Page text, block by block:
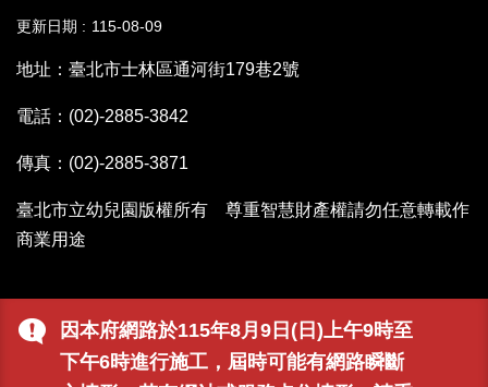
因本府網路於115年8月9日(日)上午9時至
下午6時進行施工，屆時可能有網路瞬斷
更新日期 115-08-09
地址：臺北市士林區通河街179巷2號
電話：(02)-2885-3842
傳真：(02)-2885-3871
臺北市立幼兒園版權所有 尊重智慧財產權請勿任意轉載作
商業用途